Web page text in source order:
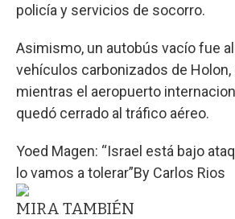
policía y servicios de socorro.
Asimismo, un autobús vacío fue
vehículos carbonizados de Holon,
mientras el aeropuerto
quedó cerrado al tráfico aéreo.
Yoed Magen: “Israel está bajo
lo vamos a tolerar”By Carlos Rios
MIRA TAMBIÉN